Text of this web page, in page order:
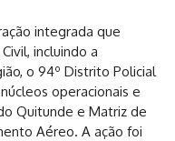
integrada que
incluindo a
o 94º Distrito Policial
operacionais e
Quitunde e Matriz de
Aéreo. A ação foi